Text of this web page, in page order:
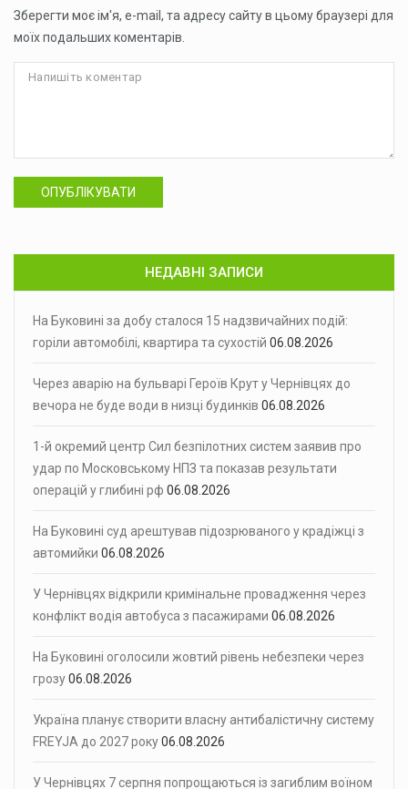
Зберегти моє ім'я, e-mail, та адресу сайту в цьому браузері для
моїх подальших коментарів.
ОПУБЛІКУВАТИ
НЕДАВНІ ЗАПИСИ
На Буковині за добу сталося 15 надзвичайних подій:
горіли автомобілі, квартира та сухостій 06.08.2026
Через аварію на бульварі Героїв Крут у Чернівцях до
вечора не буде води в низці будинків 06.08.2026
1-й окремий центр Сил безпілотних систем заявив про
удар по Московському НПЗ та показав результати
операцій у глибині рф 06.08.2026
На Буковині суд арештував підозрюваного у крадіжці з
автомийки 06.08.2026
У Чернівцях відкрили кримінальне провадження через
конфлікт водія автобуса з пасажирами 06.08.2026
На Буковині оголосили жовтий рівень небезпеки через
грозу06.08.2026
Україна планує створити власну антибалістичну систему
FREYJA до 2027 року06.08.2026
У Чернівцях 7 серпня попрощаються із загиблим воїном